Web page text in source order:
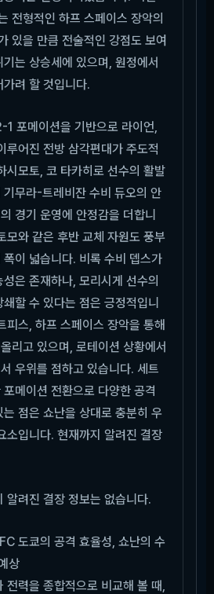
전형적인 하프 스페이스 장악의
있을 만큼 전술적인 강점도 보여
는 상승세에 있으며, 원정에서
려 할 것입니다.
포메이션을 기반으로 라이언,
루어진 전방 삼각편대가 주도적
시모토, 코 타카히로 선수의 활발
무라-트레비잔 수비 듀오의 안
경기 운영에 안정감을 더합니
모와 같은 후반 교체 자원도 풍부
이 넓습니다. 비록 수비 뎁스가
은 존재하나, 모리시게 선수의
할 수 있다는 점은 긍정적입니
피스, 하프 스페이스 장악을 통해
리고 있으며, 로테이션 상황에서
우위를 점하고 있습니다. 세트
메이션 전환으로 다양한 공격
점은 쇼난을 상대로 충분히 우
소입니다. 현재까지 알려진 결장
알려진 결장 정보는 없습니다.
도쿄의 공격 효율성, 쇼난의 수
상
전력을 종합적으로 비교해 볼 때,